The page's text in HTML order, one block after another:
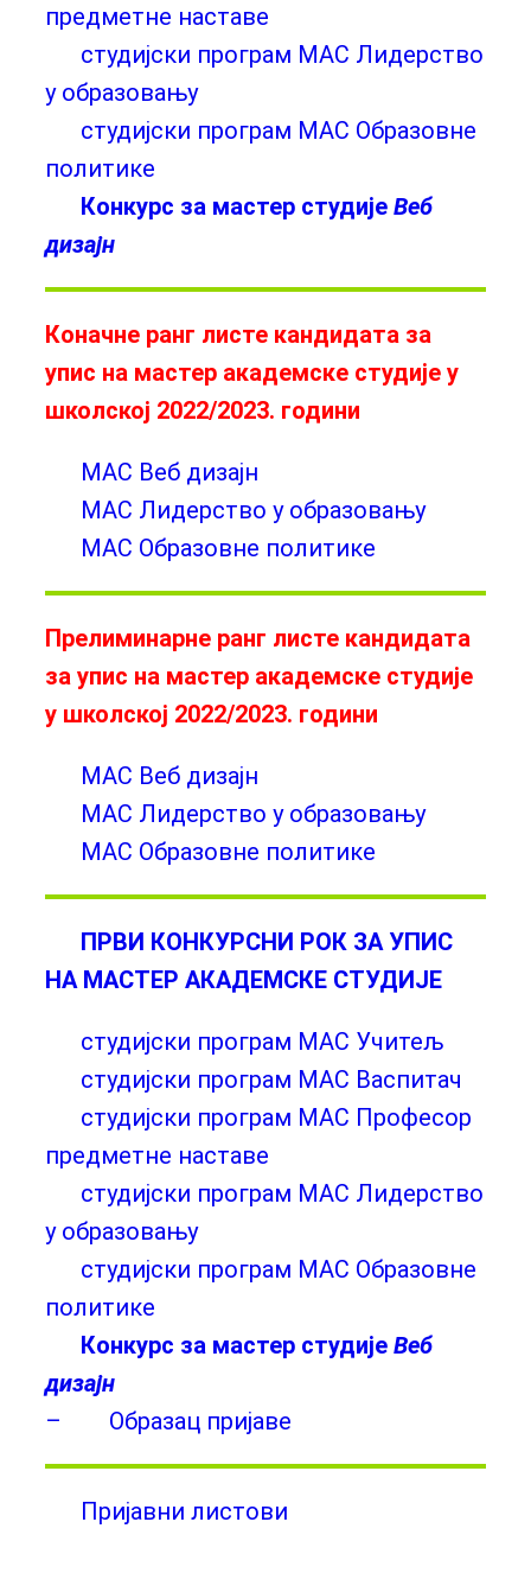
предметне наставе
студијски програм МАС Лидерство
у образовању
студијски програм МАС Образовне
политике
Конкурс за мастер студије Веб
дизајн
Коначне ранг листе кандидата за
упис на мастер академске студије у
школској 2022/2023. години
МАС Веб дизајн
МАС Лидерство у образовању
МАС Образовне политике
Прелиминарнe ранг листе кандидата
за упис на мастер академске студије
у школској 2022/2023. години
МАС Веб дизајн
МАС Лидерство у образовању
МАС Образовне политике
ПРВИ КОНКУРСНИ РОК ЗА УПИС
НА МАСТЕР АКАДЕМСКЕ СТУДИЈЕ
студијски програм МАС Учитељ
студијски програм МАС Васпитач
студијски програм МАС Професор
предметне наставе
студијски програм МАС Лидерство
у образовању
студијски програм МАС Образовне
политике
Конкурс за мастер студије Веб
дизајн
–
Образац пријаве
Пријавни листови